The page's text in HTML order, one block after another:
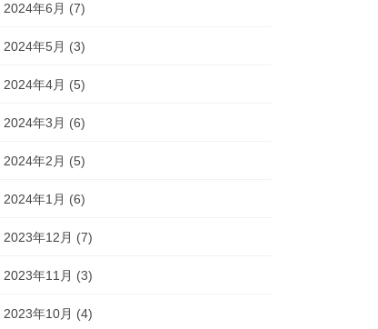
2024年6月 (7)
2024年5月 (3)
2024年4月 (5)
2024年3月 (6)
2024年2月 (5)
2024年1月 (6)
2023年12月 (7)
2023年11月 (3)
2023年10月 (4)